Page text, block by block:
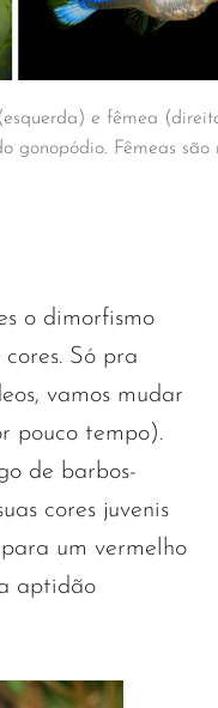
e fêmea
gonopódio. Fêmeas são
o dimorfismo
Só pra
vamos mudar
pouco tempo).
de barbos-
cores juvenis
um vermelho
aptidão